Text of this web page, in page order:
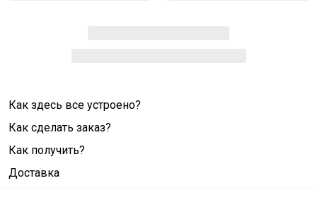
Как здесь все устроено?
Как сделать заказ?
Как получить?
Доставка